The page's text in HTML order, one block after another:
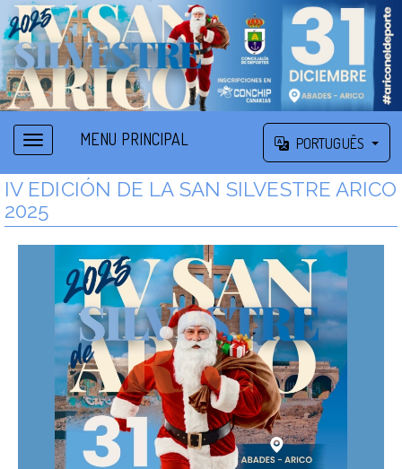
MENU PRINCIPAL PORTUGUÊS
IV EDICIÓN DE LA SAN SILVESTRE ARICO
2025